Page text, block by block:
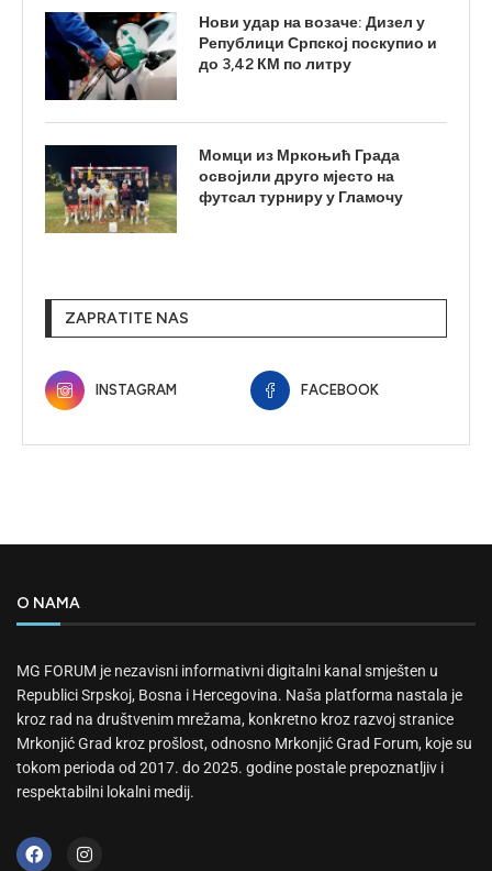
Нови удар на возаче: Дизел у
Републици Српској поскупио и
до 3,42 КМ по литру
Момци из Мркоњић Града
освојили друго мјесто на
футсал турниру у Гламочу
ZAPRATITE NAS
INSTAGRAM FACEBOOK
O NAMA
MG FORUM je nezavisni informativni digitalni kanal smješten u
Republici Srpskoj, Bosna i Hercegovina. Naša platforma nastala je
kroz rad na društvenim mrežama, konkretno kroz razvoj stranice
Mrkonjić Grad kroz prošlost, odnosno Mrkonjić Grad Forum, koje su
tokom perioda od 2017. do 2025. godine postale prepoznatljiv i
respektabilni lokalni medij.